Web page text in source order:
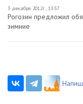
3 декабря 2012г., 13:57
Рогозин предложил
зимние